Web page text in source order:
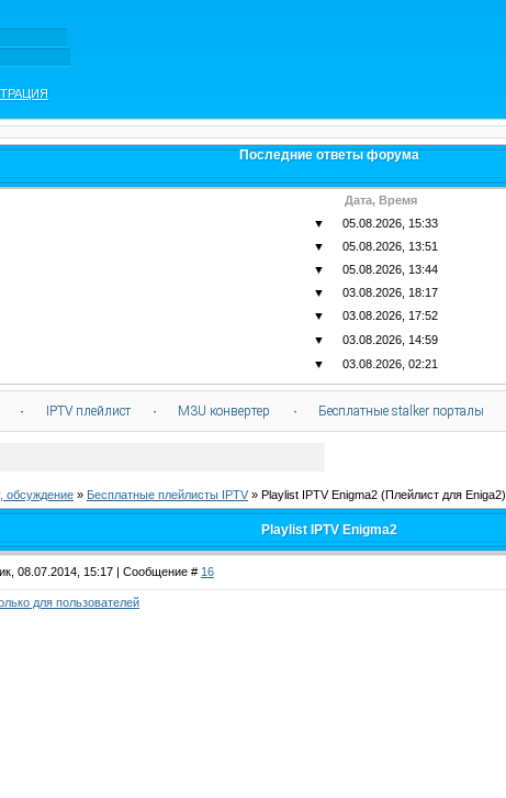
Последние ответы форума
Дата, Время
▼ 05.08.2026, 15:33
▼ 05.08.2026, 13:51
▼ 05.08.2026, 13:44
▼ 03.08.2026, 18:17
▼ 03.08.2026, 17:52
▼ 03.08.2026, 14:59
▼ 03.08.2026, 02:21
· IPTV плейлист · M3U конвертер · Бесплатные stalker порталы
обсуждение » Бесплатные плейлисты IPTV » Playlist IPTV Enigma2 (Плейлист для Eniga2)
Playlist IPTV Enigma2
08.07.2014, 15:17 | Сообщение # 16
для пользователей